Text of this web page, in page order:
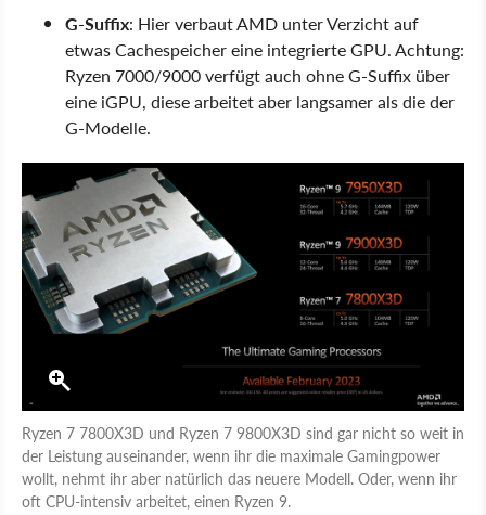
G-Suffix: Hier verbaut AMD unter Verzicht auf
etwas Cachespeicher eine integrierte GPU. Achtung:
Ryzen 7000/9000 verfügt auch ohne G-Suffix über
eine iGPU, diese arbeitet aber langsamer als die der
G-Modelle.
Ryzen 7 7800X3D und Ryzen 7 9800X3D sind gar nicht so weit in
der Leistung auseinander, wenn ihr die maximale Gamingpower
wollt, nehmt ihr aber natürlich das neuere Modell. Oder, wenn ihr
oft CPU-intensiv arbeitet, einen Ryzen 9.